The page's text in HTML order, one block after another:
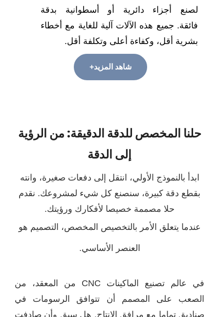
أجزاء دائرية أو أسطوانية بدقة
جميع هذه الآلات آلية للغاية مع أخطاء
أقل، وكفاءة أعلى وتكلفة أقل.
شاهد المزيد+
المخصص للدقة الدقيقة: من الرؤية
إلى الدقة
بالنموذج الأولي، انتقل إلى دفعات صغيرة، وانته
دقة كبيرة، سنصنع كل شيء لمشروعك. نقدم
حلا مصممة خصيصا لأفكارك ورؤيتك.
يتعلق الأمر بالتخصيص المخصص، التصميم هو
العنصر الأساسي.
في عالم تصنيع الماكينات CNC من المعقد، من
على المصمم أن تتوافق الرسومات في
تماما مع مرافق الإنتاج. هل سبق وأن صادفت